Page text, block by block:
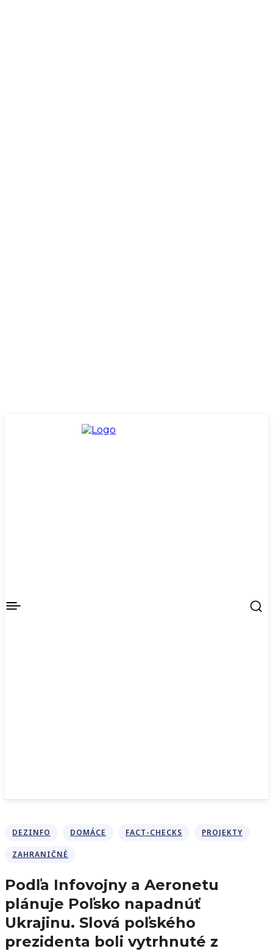
DEZINFO DOMÁCE FACT-CHECKS PROJEKTY
ZAHRANIČNÉ
Podľa Infovojny a Aeronetu
plánuje Poľsko napadnúť
Ukrajinu. Slová poľského
prezidenta boli vytrhnuté z